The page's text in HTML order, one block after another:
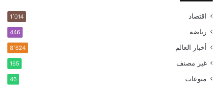
اقتصاد 1٬014
رياضة 446
أخبار العالم 8٬624
غير مصنف 165
منوعات 46